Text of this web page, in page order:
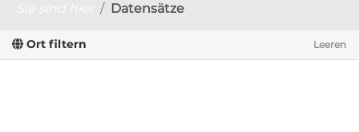
Datensätze
Ort filtern Leeren